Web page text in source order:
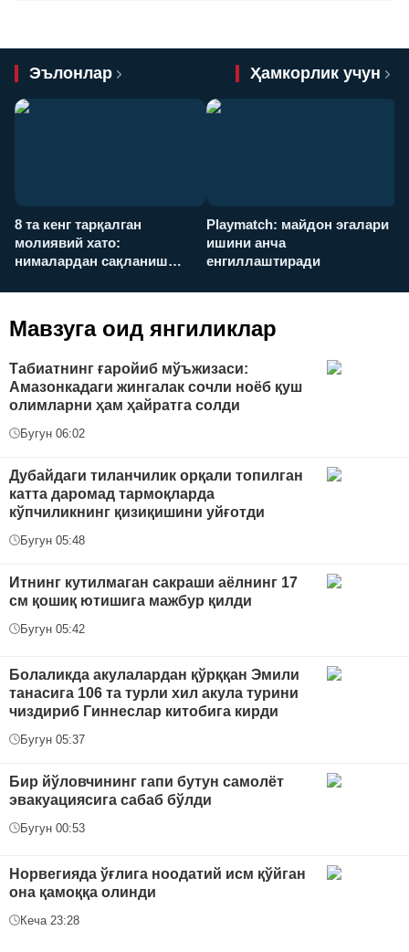
Эълонлар Ҳамкорлик учун
8 та кенг тарқалган
молиявий хато:
нималардан сақланиш
Playmatch: майдон эгалари
ишини анча
енгиллаштиради
Мавзуга оид янгиликлар
Табиатнинг ғаройиб мўъжизаси:
Амазонкадаги жингалак сочли ноёб қуш
олимларни ҳам ҳайратга солди
Бугун 06:02
Дубайдаги тиланчилик орқали топилган
катта даромад тармоқларда
кўпчиликнинг қизиқишини уйғотди
Бугун 05:48
Итнинг кутилмаган сакраши аёлнинг 17
см қошиқ ютишига мажбур қилди
Бугун 05:42
Болаликда акулалардан қўрққан Эмили
танасига 106 та турли хил акула турини
чиздириб Гиннеслар китобига кирди
Бугун 05:37
Бир йўловчининг гапи бутун самолёт
эвакуациясига сабаб бўлди
Бугун 00:53
Норвегияда ўғлига ноодатий исм қўйган
она қамоққа олинди
Кеча 23:28